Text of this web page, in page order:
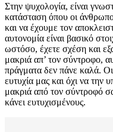
Στην ψυχολογία, είναι
κατάσταση όπου οι
και να έχουμε τον
αυτονομία είναι βασικό
ωστόσο, έχετε σχέση και
μακριά απ’ τον σύντροφο,
πράγματα δεν πάνε καλά.
ευτυχία μας και όχι να την
μακριά από τον σύντροφό
κάνει ευτυχισμένους.